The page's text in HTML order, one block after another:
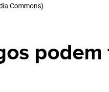
Commons)
podem